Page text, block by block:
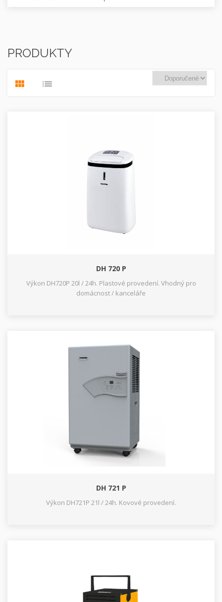
PRODUKTY
DH 720 P
Výkon DH720P 20l / 24h. Plastové provedení. Vhodný pro
domácnost / kanceláře
DH 721 P
Výkon DH721P 21l / 24h. Kovové provedení.